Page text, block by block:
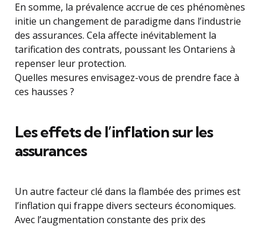
En somme, la prévalence accrue de ces phénomènes
initie un changement de paradigme dans l’industrie
des assurances. Cela affecte inévitablement la
tarification des contrats, poussant les Ontariens à
repenser leur protection.
Quelles mesures envisagez-vous de prendre face à
ces hausses ?
Les effets de l’inflation sur les
assurances
Un autre facteur clé dans la flambée des primes est
l’inflation qui frappe divers secteurs économiques.
Avec l’augmentation constante des prix des